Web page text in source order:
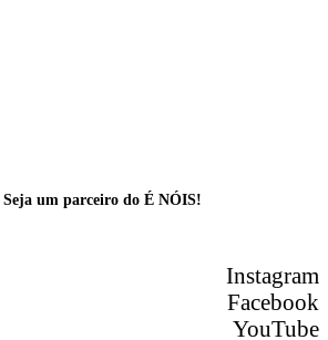
Seja um parceiro do É NÓIS!
Instagram
Facebook
YouTube